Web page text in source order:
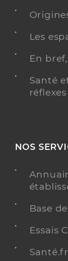
Les
En
Santé
NOS
Base
Essais